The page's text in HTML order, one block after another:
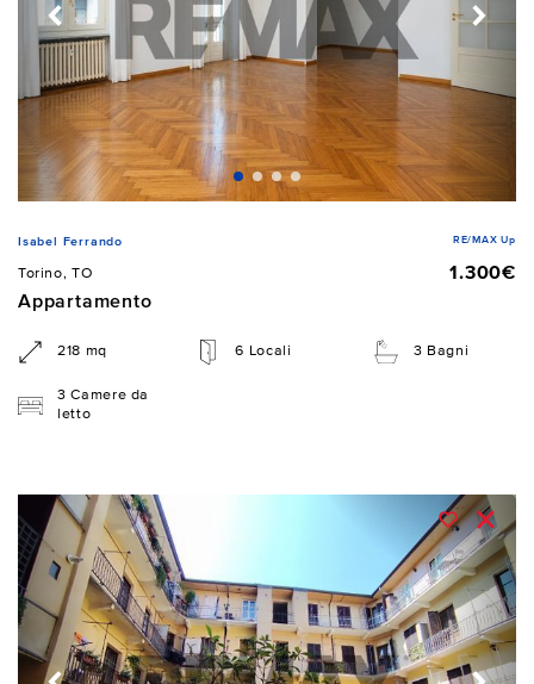
Isabel Ferrando RE/MAX Up
Torino, TO
1.300€
Appartamento
218 mq 6 Locali 3 Bagni
3 Camere da
letto